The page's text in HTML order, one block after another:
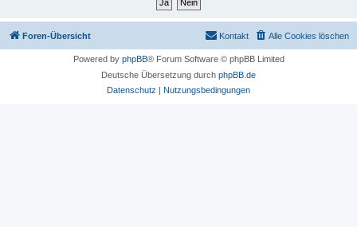
Foren-Übersicht Alle Cookies löschen
Kontakt
Powered by phpBB® Forum Software © phpBB Limited
Deutsche Übersetzung durch phpBB.de
Datenschutz | Nutzungsbedingungen